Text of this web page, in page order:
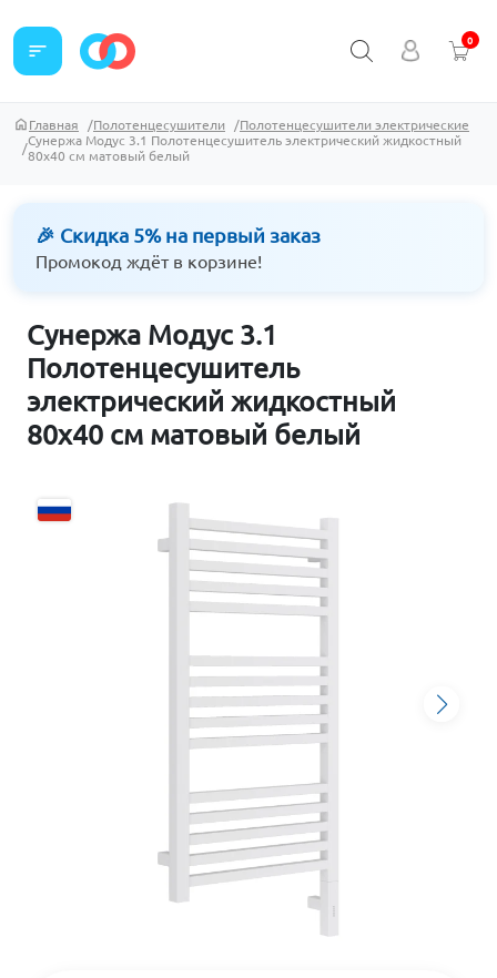
sort 0
Главная Полотенцесушители
Полотенцесушители электрические
Сунержа Модус 3.1 Полотенцесушитель электрический жидкостный
80х40 см матовый белый
🎉 Скидка 5% на первый заказ
Промокод ждёт в корзине!
Сунержа Модус 3.1
Полотенцесушитель
электрический жидкостный
80х40 см матовый белый